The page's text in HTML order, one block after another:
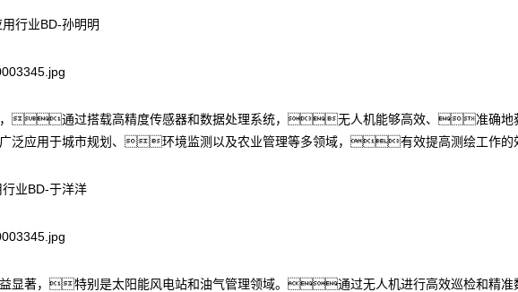
行业BD-孙明明
，通过搭载高精度传感器和数据处理系统，无人机能够高效、准确地
泛应用于城市规划、环境监测以及农业管理等多领域，有效提高测绘工作
业BD-于洋洋
益显著，特别是太阳能风电站和油气管理领域。通过无人机进行高效巡检和精